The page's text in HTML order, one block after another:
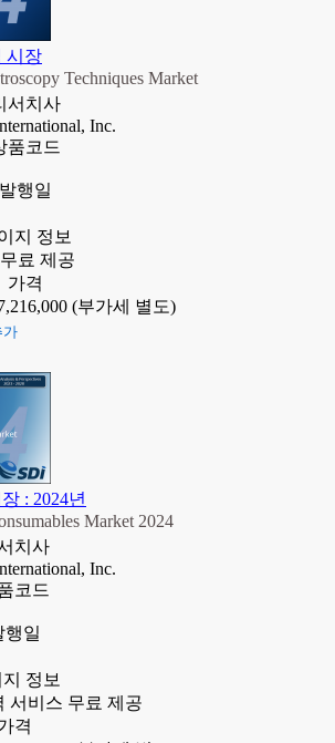
시장
Techniques Market
서치사
Inc.
품코드
발행일
지 정보
료 제공
가격
(부가세 별도)
가
: 2024년
Market 2024
치사
Inc.
코드
행일
정보
서비스 무료 제공
격